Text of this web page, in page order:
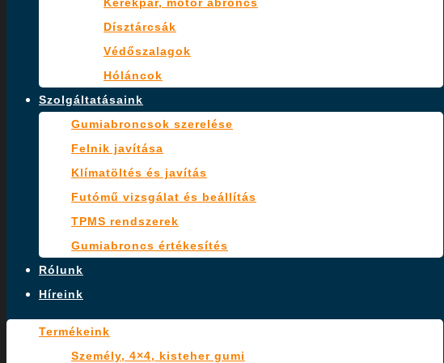
Dísztárcsák
Védőszalagok
Hóláncok
Szolgáltatásaink
Gumiabroncsok szerelése
Felnik javítása
Klímatöltés és javítás
Futómű vizsgálat és beállítás
TPMS rendszerek
Gumiabroncs értékesítés
Rólunk
Híreink
Termékeink
Személy, 4×4, kisteher gumi